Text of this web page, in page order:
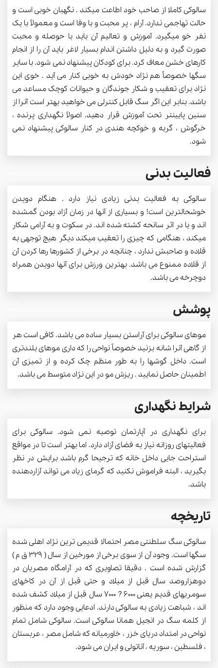
سالوکی کاملا از صاحب خود اطاعت میکند . نگهبان خوبی است و
حالت تهاجمی ندارد. آرام ، پر محبت و با وفا است و معمولاً با یک
نفر خو میگیرد. آموزش و تعالیم آن باید با حوصله و محبت
صورت گیرد و به دلیل داشتن اندام بسیار لاغر باید آن را از انجام
کارهای خشن معاف کرد. برای کودکان پیشنهاد نمی شود. با سایر
سگها خصوصاً هم نژاد خودش به خوبی کنار می آید . خوی این
نژاد برای تعقیب و شکار جوندگان و حیوانات کوچک مساعد می
باشد. بنابر این اگر سگ قابل کنترلی می خواهید بهتر است آنرا از
سنین پایینتر تحت آموزش قرار دهید. اصولاً نگهداری پرنده ،
خرگوش ، گربه و خوکچه هندی در کنار سالوکی پیشنهاد نمی
شود.
فعالیت بدنی
سالوکی به فعالیت بدنی زیادی نیاز دارد . هنگام دویدن
خوشحالترین است! و بسیاری از آنها در زمان آزاد بودن گمشده
اند و یا در اثر سانحه کشته شده اند. در سکوت و به آرامی شکار
میکند ، هنگامی که چیزی را تعقیب میکند دیگر هیچ توجهی به
قلاده و صاحبش ندارد ، چنانچه در برخی از کشورها رها کردن آن
از قلاده ممنوع می باشد. بهترین ورزش برای آنها دویدن همراه
دوچرخه می باشد.
پوشش
موهای سالوکی برای آراستن بسیار ساده می باشد. کافی است هر
از گاهی آنرا شانه بزنید خصوصاً نواحی را که داری موهای بلندتری
است. داخل گوشها را به طور منظم چک کرده و از تمیزی آن
اطمینان حاصل نمایید . ریزش مو در این نژاد متوسط می باشد.
شرایط نگهداری
برای نگهداری در آپارتمان توصیه نمی شود. سالوکی برای
فعالیتهای روزانه نیاز به فضای آزاد دارد. اما بهتر است تا در مواقع
استراحت جایی داخل خانه که ترجیحا گرم باشد برایش در نظر
بگیرید ، البته فراموش نکنید که گرمای زیاد می تواند آزاردهنده
باشد.
تاریخچه
سالوکی سگ سلطنتی مصر احتمالا قدیمی ترین نژاد اهلی شده
سگها است. وجود آن از سوی برخی از مورخین از سال ( 329 ق م )
گزارش شده است . دقیقا تصاویری که در آرامگاه مصریان در
دوهزاروصد سال قبل از میلاد و حتی قبل از آن در کاخهای
سومریهای قدیم یعنی 6000 ? 7000 سال قبل از میلاد کشف شده
اند ، شباهت زیادی به سالوکی دارند. ادعایی وجود دارد که منظور
از کلمه سگ در انجیل همانا سالوکی است. سالوکی شامل تمام
نواحی در امتداد دریای خزر ، خاورمیانه که شامل مصر ، عربستان
، فلسطین ، سوریه ، آناتولی و ایران می شود.